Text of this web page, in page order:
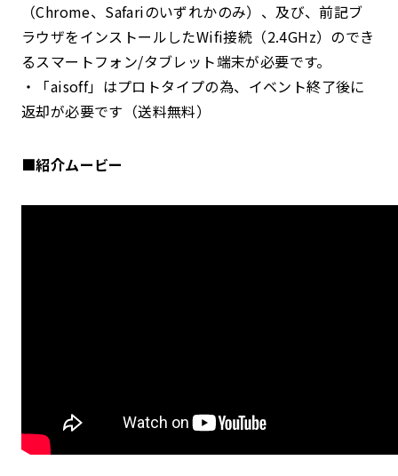
（Chrome、Safariのいずれかのみ）、及び、前記ブ
ラウザをインストールしたWifi接続（2.4GHz）のでき
るスマートフォン/タブレット端末が必要です。
・「aisoff」はプロトタイプの為、イベント終了後に
返却が必要です（送料無料）
■紹介ムービー